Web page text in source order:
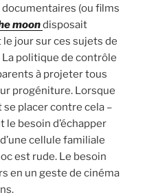
documentaires (ou films
moondisposait
jour sur ces sujets de
politique de contrôle
à projeter tous
progéniture. Lorsque
se placer contre cela –
le besoin d’échapper
cellule familiale
est rude. Le besoin
en un geste de cinéma